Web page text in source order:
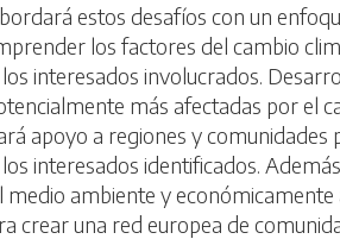
estos desafíos con un
los factores del cambio
interesados involucrados.
más afectadas por el
apoyo a regiones y comunidades
interesados identificados.
ambiente y
crear una red europea de